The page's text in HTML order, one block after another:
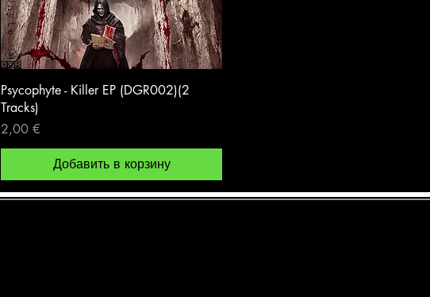
Psycophyte - Killer EP (DGR002)(2
Tracks)
Цена
2,00 €
Добавить в корзину